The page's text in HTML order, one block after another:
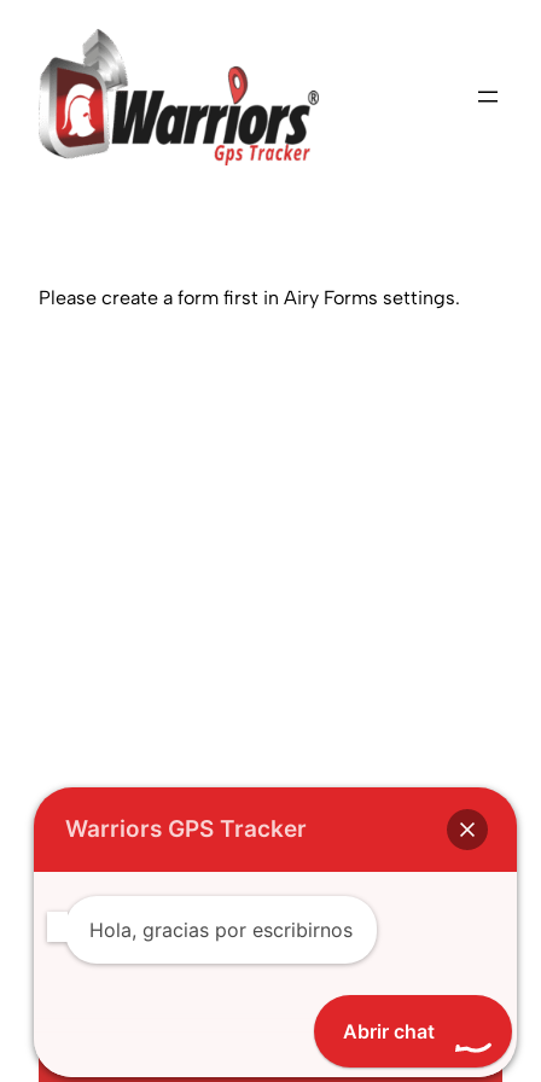
contenido
Please create a form first in Airy Forms settings.
2026 © Warriors GPS Tracker
Warriors GPS Tracker
Hola, gracias por escribirnos
Abrir chat